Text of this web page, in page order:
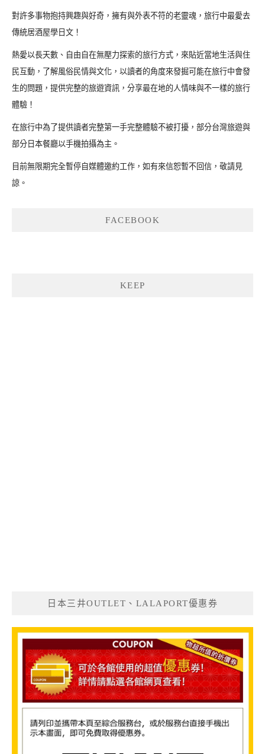
對許多事物抱持興趣與好奇，擁有與外表不符的老靈魂，旅行中最愛去
傳統居酒屋學日文！
熱愛以長天數、自由自在無壓力探索的旅行方式，來貼近當地生活與住
民互動，了解風俗民情與文化，以讀者的角度來發掘可能在旅行中會發
生的問題，提供完整的旅遊資訊，分享最在地的人情味與不一樣的旅行
體驗！
在旅行中為了提供讀者完整第一手完整體驗不被打擾，部分台灣旅遊與
部分日本餐廳以手機拍攝為主。
目前無限期完全暫停自媒體邀約工作，如有來信恕暫不回信，敬請見
諒。
FACEBOOK
KEEP
日本三井OUTLET、LALAPORT優惠券